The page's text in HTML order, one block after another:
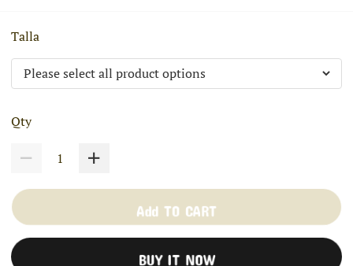
Talla
Qty
Add TO CART
BUY IT NOW